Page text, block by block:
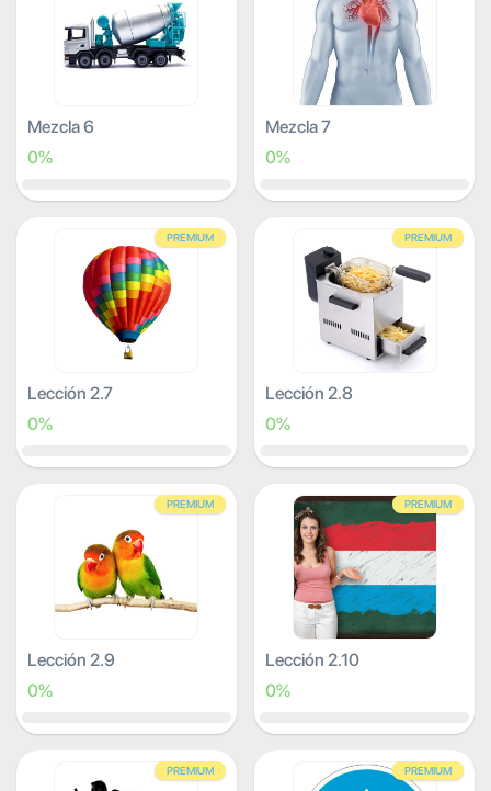
Mezcla 6
0%
Mezcla 7
0%
PREMIUM
Lección 2.7
0%
PREMIUM
Lección 2.8
0%
PREMIUM
Lección 2.9
0%
PREMIUM
Lección 2.10
0%
PREMIUM PREMIUM